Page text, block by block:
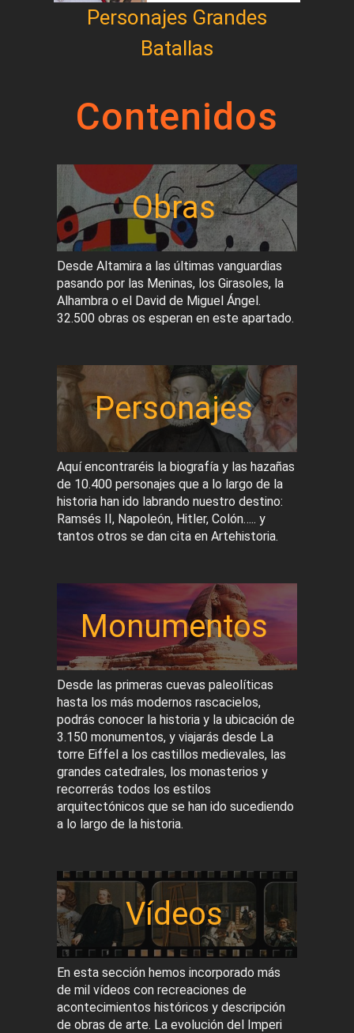
Personajes Grandes
Batallas
Contenidos
Obras
Desde Altamira a las últimas vanguardias
pasando por las Meninas, los Girasoles, la
Alhambra o el David de Miguel Ángel.
32.500 obras os esperan en este apartado.
Personajes
Aquí encontraréis la biografía y las hazañas
de 10.400 personajes que a lo largo de la
historia han ido labrando nuestro destino:
Ramsés II, Napoleón, Hitler, Colón….. y
tantos otros se dan cita en Artehistoria.
Monumentos
Desde las primeras cuevas paleolíticas
hasta los más modernos rascacielos,
podrás conocer la historia y la ubicación de
3.150 monumentos, y viajarás desde La
torre Eiffel a los castillos medievales, las
grandes catedrales, los monasterios y
recorrerás todos los estilos
arquitectónicos que se han ido sucediendo
a lo largo de la historia.
Vídeos
En esta sección hemos incorporado más
de mil vídeos con recreaciones de
acontecimientos históricos y descripción
de obras de arte. La evolución del Imperi